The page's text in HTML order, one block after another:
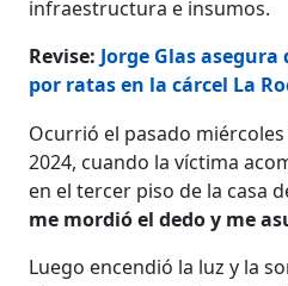
infraestructura e insumos.
Revise: Jorge Glas
por ratas en la cárcel La
Ocurrió el pasado
2024, cuando la víctima
en el tercer piso de la casa
me mordió el dedo y me
Luego encendió la luz y la